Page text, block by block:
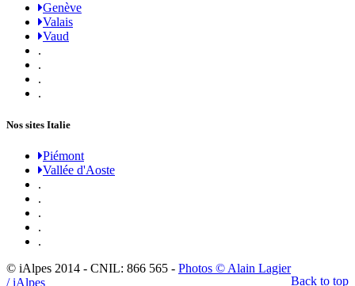
Genève
Valais
Vaud
.
.
.
.
Nos sites Italie
Piémont
Vallée d'Aoste
.
.
.
.
.
Back to top
© iAlpes 2014 - CNIL: 866 565 - Photos © Alain Lagier
/ iAlpes